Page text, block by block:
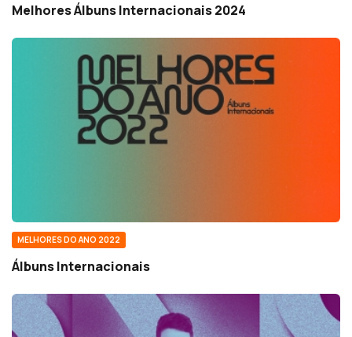
Melhores Álbuns Internacionais 2024
MELHORES DO ANO 2022
Álbuns Internacionais